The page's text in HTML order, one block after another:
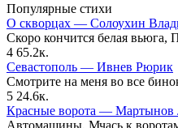
Популярные стихи
О скворцах — Солоухин
Скоро кончится белая вьюга,
4 65.2к.
Севастополь — Ивнев Рюрик
Смотрите на меня во все
5 24.6к.
Красные ворота — Мартынов
Автомашины, Мчась к